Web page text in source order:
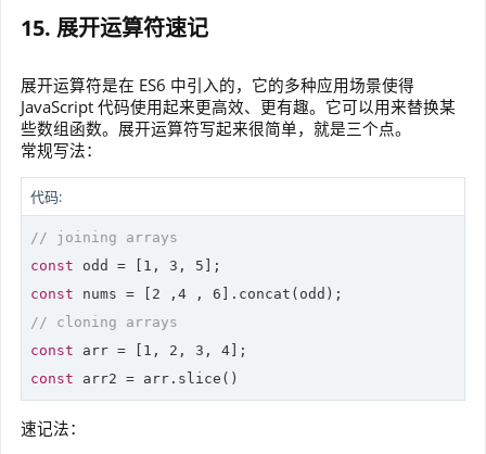
15. 展开运算符速记
展开运算符是在 ES6 中引入的，它的多种应用场景使得
JavaScript 代码使用起来更高效、更有趣。它可以用来替换某
些数组函数。展开运算符写起来很简单，就是三个点。
常规写法：
代码:
// joining arrays
const odd = [ 1 , 3 , 5
const nums = [ 2 , 4 , 6
// cloning arrays
const arr = [ 1 , 2 , 3 , 4
const arr2 = arr.slice()
速记法：